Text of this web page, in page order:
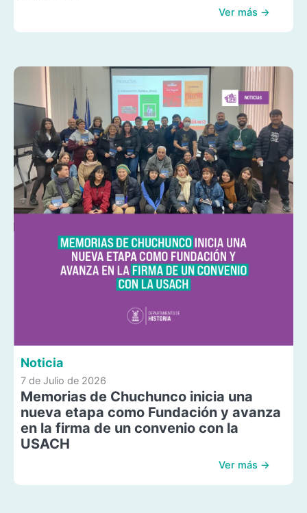
Ver más →
Noticia
7 de Julio de 2026
Memorias de Chuchunco inicia una
nueva etapa como Fundación y avanza
en la firma de un convenio con la
USACH
Ver más →